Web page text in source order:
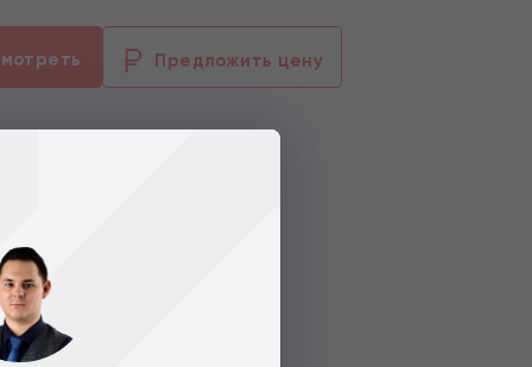
Предложить цену